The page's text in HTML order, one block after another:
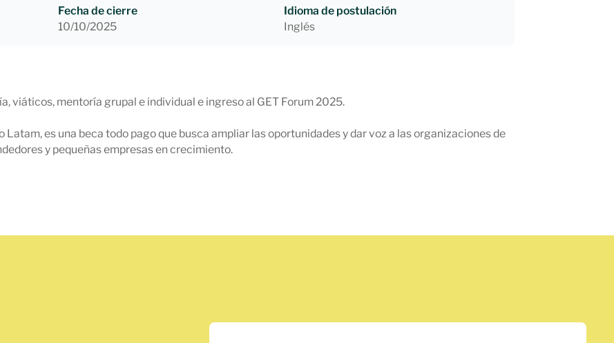
Fecha de cierre
10/10/2025
Idioma de postulación
Inglés
viáticos, mentoría grupal e individual e ingreso al GET Forum 2025.
Latam, es una beca todo pago que busca ampliar las oportunidades y dar voz a las organizaciones de
y pequeñas empresas en crecimiento.